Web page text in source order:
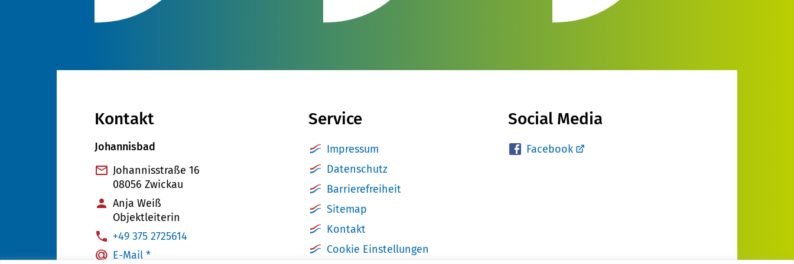
Kontakt
Johannisbad
Johannisstraße 16
08056 Zwickau
Anja Weiß
Objektleiterin
:+49 375 2725614
E-Mail *
Service
Impressum
Datenschutz
Barrierefreiheit
Sitemap
Kontakt
Cookie Einstellungen
Social Media
Facebook